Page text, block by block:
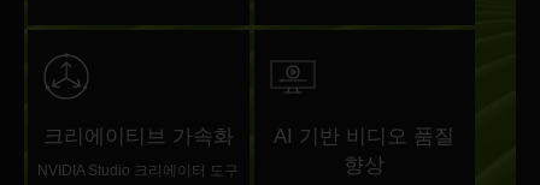
크리에이티브 가속화
NVIDIA Studio 크리에이터 도구
AI 기반 비디오 품질
향상